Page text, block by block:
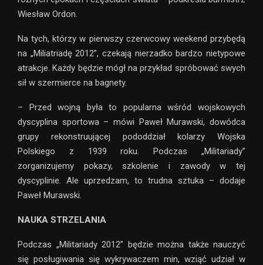
Wiesław Ordon.
Na tych, którzy w pierwszy czerwcowy weekend przybędą
na „Miliatriadę 2012”, czekają nierzadko bardzo nietypowe
atrakcje. Każdy będzie mógł na przykład spróbować swych
sił w szermierce na bagnety.
– Przed wojną była to popularna wśród wojskowych
dyscyplina sportowa – mówi Paweł Murawski, dowódca
grupy rekonstruującej pododdział kolarzy Wojska
Polskiego z 1939 roku. Podczas „Militariady”
zorganizujemy pokazy, szkolenie i zawody w tej
dyscyplinie. Ale uprzedzam, to trudna sztuka – dodaje
Paweł Murawski.
NAUKA STRZELANIA
Podczas „Militariady 2012” będzie można także nauczyć
się posługiwania się wykrywaczem min, wziąć udział w